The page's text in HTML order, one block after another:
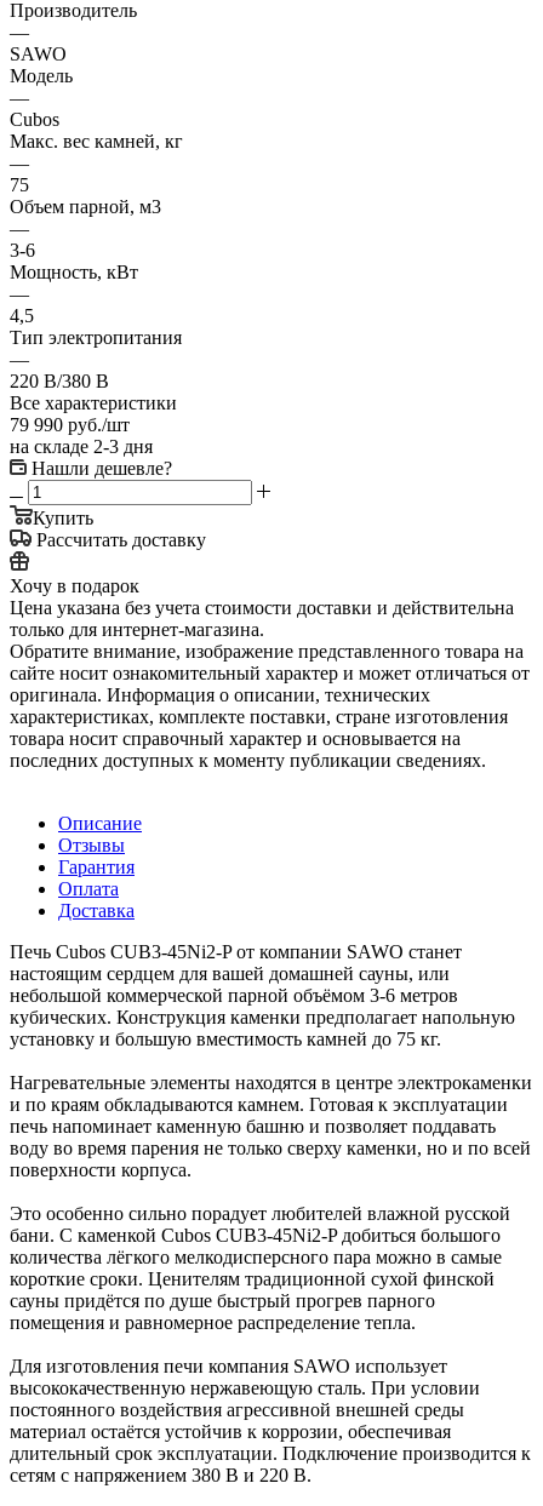
Производитель
—
SAWO
Модель
—
Cubos
Макс. вес камней, кг
—
75
Oбъем парной, м3
—
3-6
Мощность, кВт
—
4,5
Тип электропитания
—
220 В/380 В
Все характеристики
79 990 руб./шт
на складе 2-3 дня
Нашли дешевле?
Купить
Рассчитать доставку
Хочу в подарок
Цена указана без учета стоимости доставки и действительна
только для интернет-магазина.
Обратите внимание, изображение представленного товара на
сайте носит ознакомительный характер и может отличаться от
оригинала. Информация о описании, технических
характеристиках, комплекте поставки, стране изготовления
товара носит справочный характер и основывается на
последних доступных к моменту публикации сведениях.
Описание
Отзывы
Гарантия
Оплата
Доставка
Печь Cubos CUB3-45Ni2-P от компании SAWO станет
настоящим сердцем для вашей домашней сауны, или
небольшой коммерческой парной объёмом 3-6 метров
кубических. Конструкция каменки предполагает напольную
установку и большую вместимость камней до 75 кг.
Нагревательные элементы находятся в центре электрокаменки
и по краям обкладываются камнем. Готовая к эксплуатации
печь напоминает каменную башню и позволяет поддавать
воду во время парения не только сверху каменки, но и по всей
поверхности корпуса.
Это особенно сильно порадует любителей влажной русской
бани. С каменкой Cubos CUB3-45Ni2-P добиться большого
количества лёгкого мелкодисперсного пара можно в самые
короткие сроки. Ценителям традиционной сухой финской
сауны придётся по душе быстрый прогрев парного
помещения и равномерное распределение тепла.
Для изготовления печи компания SAWO использует
высококачественную нержавеющую сталь. При условии
постоянного воздействия агрессивной внешней среды
материал остаётся устойчив к коррозии, обеспечивая
длительный срок эксплуатации. Подключение производится к
сетям с напряжением 380 В и 220 В.